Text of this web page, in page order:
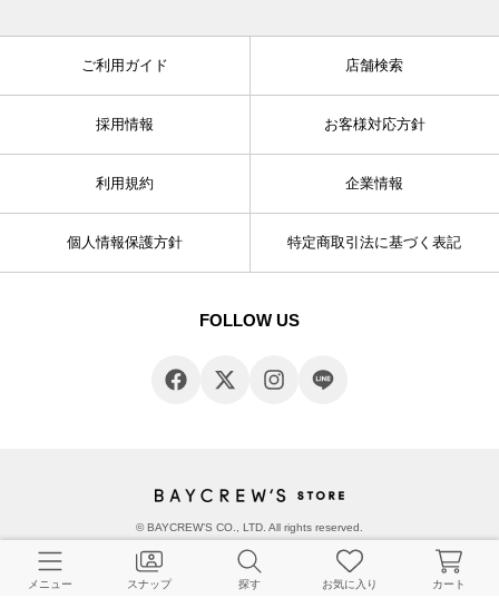
ご利用ガイド 店舗検索
採用情報 お客様対応方針
利用規約 企業情報
個人情報保護方針 特定商取引法に基づく表記
FOLLOW US
© BAYCREW’S CO., LTD. All rights reserved.
メニュー スナップ 探す お気に入り カート